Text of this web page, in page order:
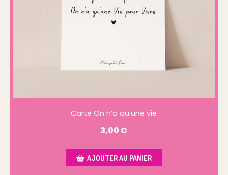
Carte On n’a qu’une vie
3,00€
AJOUTER AU PANIER